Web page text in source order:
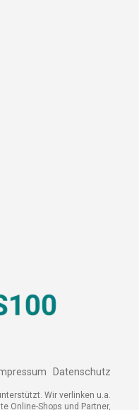
unterstützt. Wir verlinken
erhalten. Mehr erfahren.